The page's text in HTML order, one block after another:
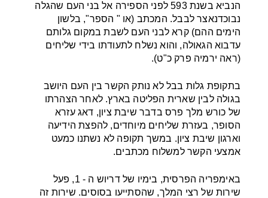
הנביא בשנת 593 ‏לפני הספירה אל בני העם שהגלה
נבוכדנאצר לבבל. המכתב (או " הספר", בלשון
הימים ההם) קרא לבני העם לשבת במקום גלותם
עדבוא הגאולה, והוא נשלח לתעודתו בידי שליחים
(ראה ירמיה פרק כ"ט).
בתקופת גלות בבל לא נותק הקשר בין העם היושב
בגולה לבין שארית הפליטה בארץ. לאחר הצהרתו
של כורש מלך פרס בדבר שיבת ציון, דאג עזרא
הסופר, בעזרת שליחים מיוחדים, להפצת הידיעה
וארגון שיבת ציון. במשך תקופה לא נשתנו כמעט
אמצעי הקשר למשלוח מכתבים.
באימפריה הפרסית, בימיו של דריוש ה - 1, פעל
שירות של רצי המלך, שהסתייעו בסוסים. שירות זה